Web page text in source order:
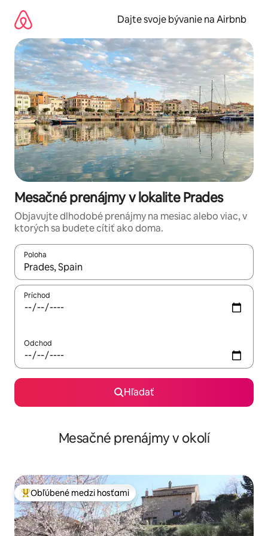
obsah.
Dajte svoje bývanie na Airbnb
Mesačné prenájmy v lokalite Prades
Objavujte dlhodobé prenájmy na mesiac alebo viac, v
ktorých sa budete cítiť ako doma.
Poloha
Keď budú výsledky k dispozícii, môžete si ich prechádzať
Príchod
Odchod
Hľadať
Mesačné prenájmy v okolí
Najobľúbenejšie medzi hosťami
Obľúbené medzi hosťami